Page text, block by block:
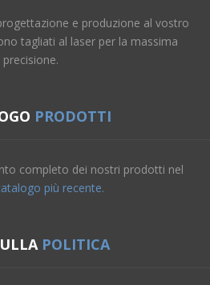
e produzione al vostro
tagliati al laser per la massima
precisione.
PRODOTTI
completo dei nostri prodotti nel
più recente.
POLITICA